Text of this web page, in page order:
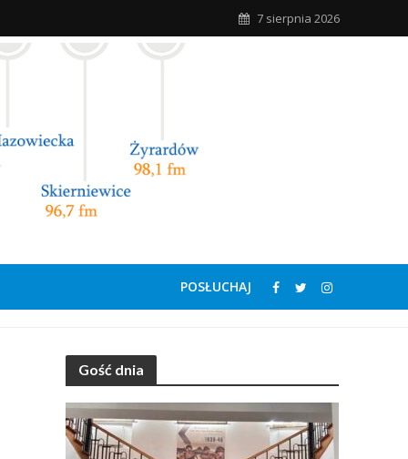
7 sierpnia 2026
POSŁUCHAJ
Gość dnia